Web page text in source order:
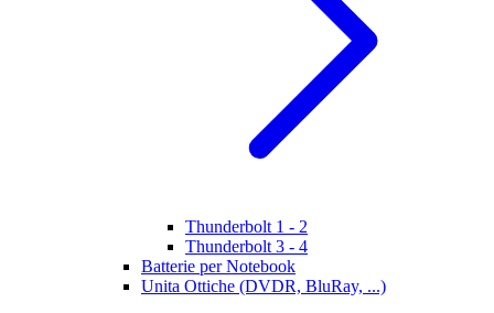
Thunderbolt 1 - 2
Thunderbolt 3 - 4
Batterie per Notebook
Unita Ottiche (DVDR, BluRay, ...)